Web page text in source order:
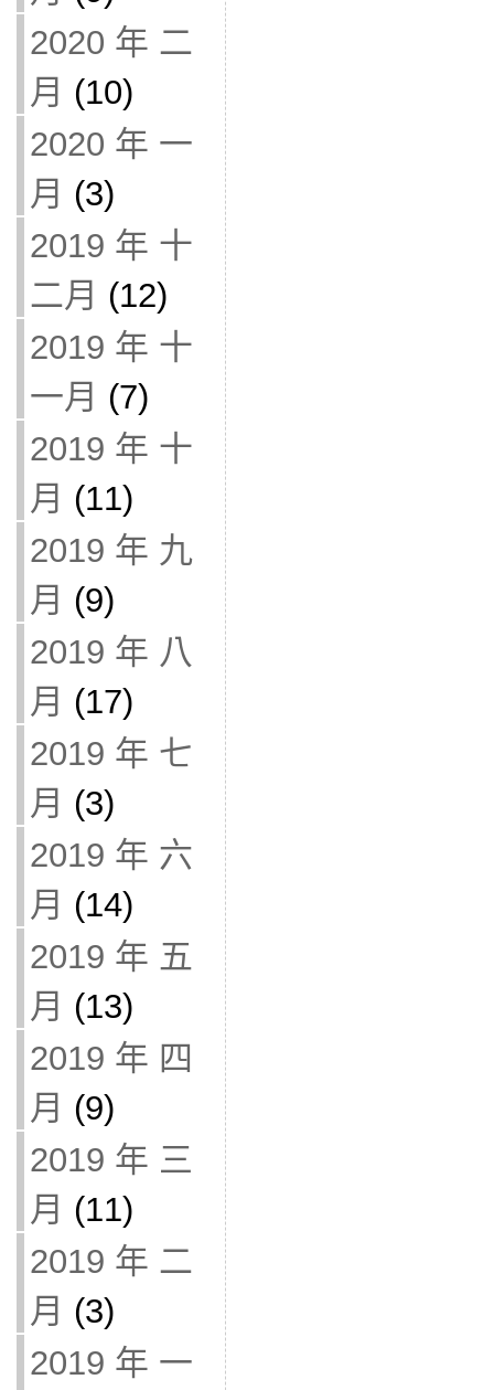
2020 年 二
月 (10)
2020 年 一
月 (3)
2019 年 十
二月 (12)
2019 年 十
一月 (7)
2019 年 十
月 (11)
2019 年 九
月 (9)
2019 年 八
月 (17)
2019 年 七
月 (3)
2019 年 六
月 (14)
2019 年 五
月 (13)
2019 年 四
月 (9)
2019 年 三
月 (11)
2019 年 二
月 (3)
2019 年 一